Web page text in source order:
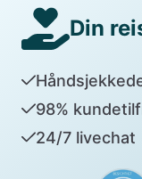
Din
98%
24/7 livechat